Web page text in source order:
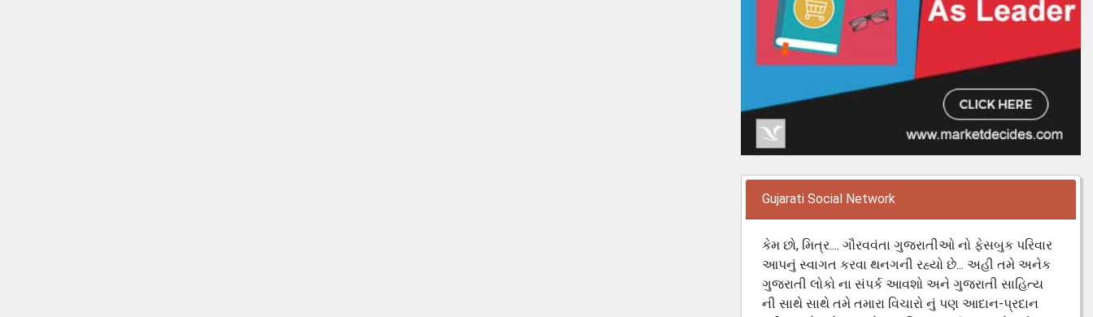
Gujarati Social Network
કેમ છો, મિત્ર.... ગૌરવવંતા ગુજરાતીઓ નો ફેસબુક પરિવાર
આપનું સ્વાગત કરવા થનગની રહ્યો છે... અહી તમે અનેક
ગુજરાતી લોકો ના સંપર્ક આવશો અને ગુજરાતી સાહિત્ય
ની સાથે સાથે તમે તમારા વિચારો નું પણ આદાન-પ્રદાન